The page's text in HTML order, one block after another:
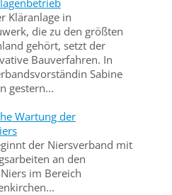
Kläranlage in
die zu den größten
gehört, setzt der
Bauverfahren. In
Sabine
gestern...
Wartung der
der Niersverband mit
an den
im Bereich